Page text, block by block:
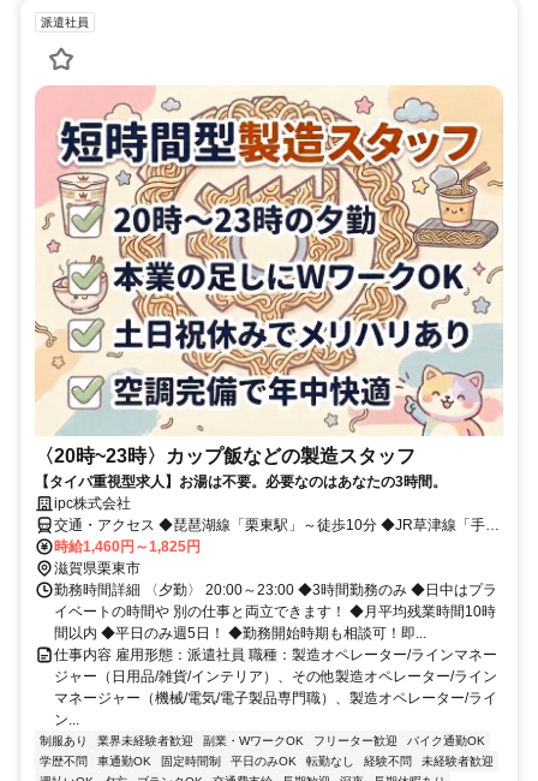
派遣社員
〈20時~23時〉カップ飯などの製造スタッフ
【タイパ重視型求人】お湯は不要。必要なのはあなたの3時間。
ipc株式会社
交通・アクセス ◆琵琶湖線「栗東駅」～徒歩10分 ◆JR草津線「手原
駅」～徒歩10分 ◆JR琵琶湖線「草津駅」～車10分
時給1,460円～1,825円
滋賀県栗東市
勤務時間詳細 〈夕勤〉 20:00～23:00 ◆3時間勤務のみ ◆日中はプラ
イベートの時間や 別の仕事と両立できます！ ◆月平均残業時間10時
間以内 ◆平日のみ週5日！ ◆勤務開始時期も相談可！即...
仕事内容 雇用形態：派遣社員 職種：製造オペレーター/ラインマネー
ジャー（日用品/雑貨/インテリア）、その他製造オペレーター/ライン
マネージャー（機械/電気/電子製品専門職）、製造オペレーター/ライ
ン...
制服あり 業界未経験者歓迎 副業・WワークOK フリーター歓迎
バイク通勤OK
学歴不問
車通勤OK 固定時間制 平日のみOK 転勤なし 経験不問
未経験者歓迎